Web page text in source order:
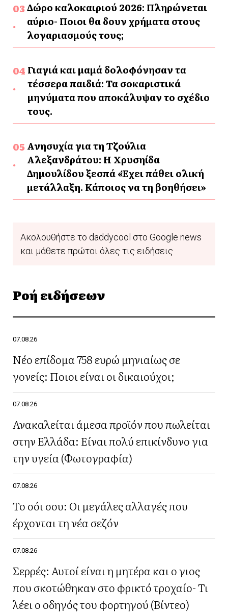
Δώρο καλοκαιριού 2026: Πληρώνεται
αύριο- Ποιοι θα δουν χρήματα στους
λογαριασμούς τους;
Γιαγιά και μαμά δολοφόνησαν τα
τέσσερα παιδιά: Τα σοκαριστικά
μηνύματα που αποκάλυψαν το σχέδιο
τους.
Ανησυχία για τη Τζούλια
Αλεξανδράτου: Η Χρυσηίδα
Δημουλίδου ξεσπά «Έχει πάθει ολική
μετάλλαξη. Κάποιος να τη βοηθήσει»
Ακολουθήστε το daddycool στο Google news
και μάθετε πρώτοι όλες τις ειδήσεις
Ροή ειδήσεων
07.08.26
Νέο επίδομα 758 ευρώ μηνιαίως σε
γονείς: Ποιοι είναι οι δικαιούχοι;
07.08.26
Ανακαλείται άμεσα προϊόν που πωλείται
στην Ελλάδα: Είναι πολύ επικίνδυνο για
την υγεία (Φωτογραφία)
07.08.26
Το σόι σου: Οι μεγάλες αλλαγές που
έρχονται τη νέα σεζόν
07.08.26
Σερρές: Αυτοί είναι η μητέρα και ο γιος
που σκοτώθηκαν στο φρικτό τροχαίο- Τι
λέει ο οδηγός του φορτηγού (Βίντεο)